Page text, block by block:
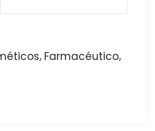
, Farmacéutico,